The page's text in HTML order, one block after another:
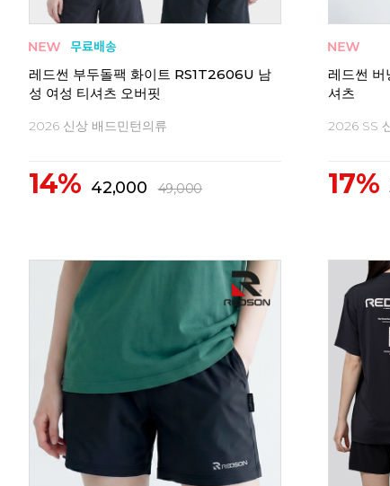
레드썬 부두돌팩 화이트 RS1T2606U 남
성 여성 티셔츠 오버핏
2026 신상 배드민턴의류
14% 42,000 49,000
레드썬
셔츠
2026 SS
17%